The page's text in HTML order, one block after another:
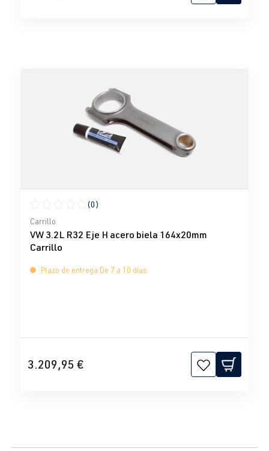
Calificación promedio de 0 de 5 estrellas
(0)
Carrillo
VW 3.2L R32 Eje H acero biela 164x20mm
Carrillo
Plazo de entrega De 7 a 10 días
3.209,95 €